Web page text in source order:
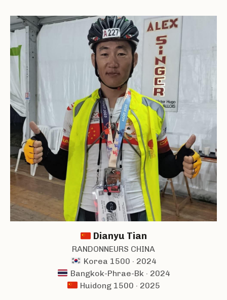
Dianyu Tian
RANDONNEURS CHINA
Korea 1500 · 2024
Bangkok-Phrae-Bk · 2024
Huidong 1500 · 2025